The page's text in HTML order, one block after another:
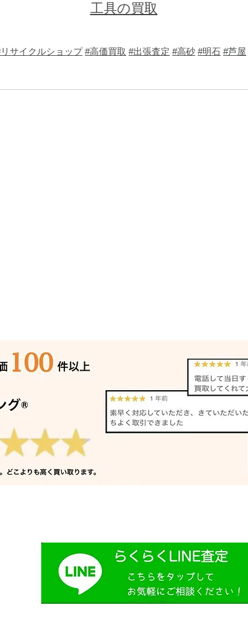
工具の買取
サイクルショップ #高価買取 #出張査定 #高砂 #明石 #芦屋
バンドソー 買取 相生市｜姫
路の買取専門店